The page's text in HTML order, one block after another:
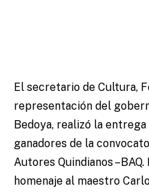
El secretario de Cultura,
representación del
Bedoya, realizó la
ganadores de la
Autores Quindianos
homenaje al maestro